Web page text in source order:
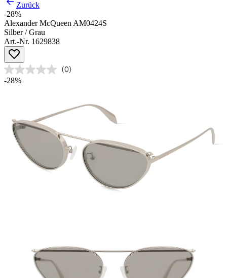
Zurück
-28%
Alexander McQueen AM0424S
Silber / Grau
Art.-Nr. 1629838
(0)
-28%